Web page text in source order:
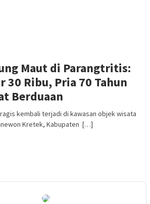
Maut di Parangtritis:
30 Ribu, Pria 70 Tahun
Berduaan
kembali terjadi di kawasan objek wisata
Kretek, Kabupaten […]